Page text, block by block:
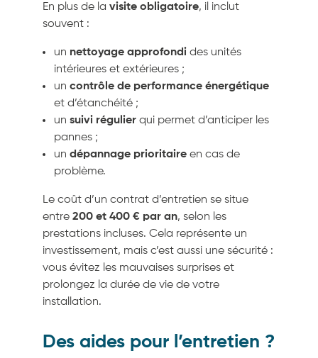
En plus de la visite obligatoire, il inclut
souvent :
un nettoyage approfondi des unités
intérieures et extérieures ;
un contrôle de performance énergétique
et d’étanchéité ;
un suivi régulier qui permet d’anticiper les
pannes ;
un dépannage prioritaire en cas de
problème.
Le coût d’un contrat d’entretien se situe
entre 200 et 400 € par an, selon les
prestations incluses. Cela représente un
investissement, mais c’est aussi une sécurité :
vous évitez les mauvaises surprises et
prolongez la durée de vie de votre
installation.
Des aides pour l’entretien ?